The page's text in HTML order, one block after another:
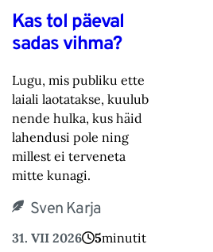
Kas tol päeval
sadas vihma?
Lugu, mis publiku ette
laiali laotatakse, kuulub
nende hulka, kus häid
lahendusi pole ning
millest ei terveneta
mitte kunagi.
Sven Karja
31. VII 2026 5minutit